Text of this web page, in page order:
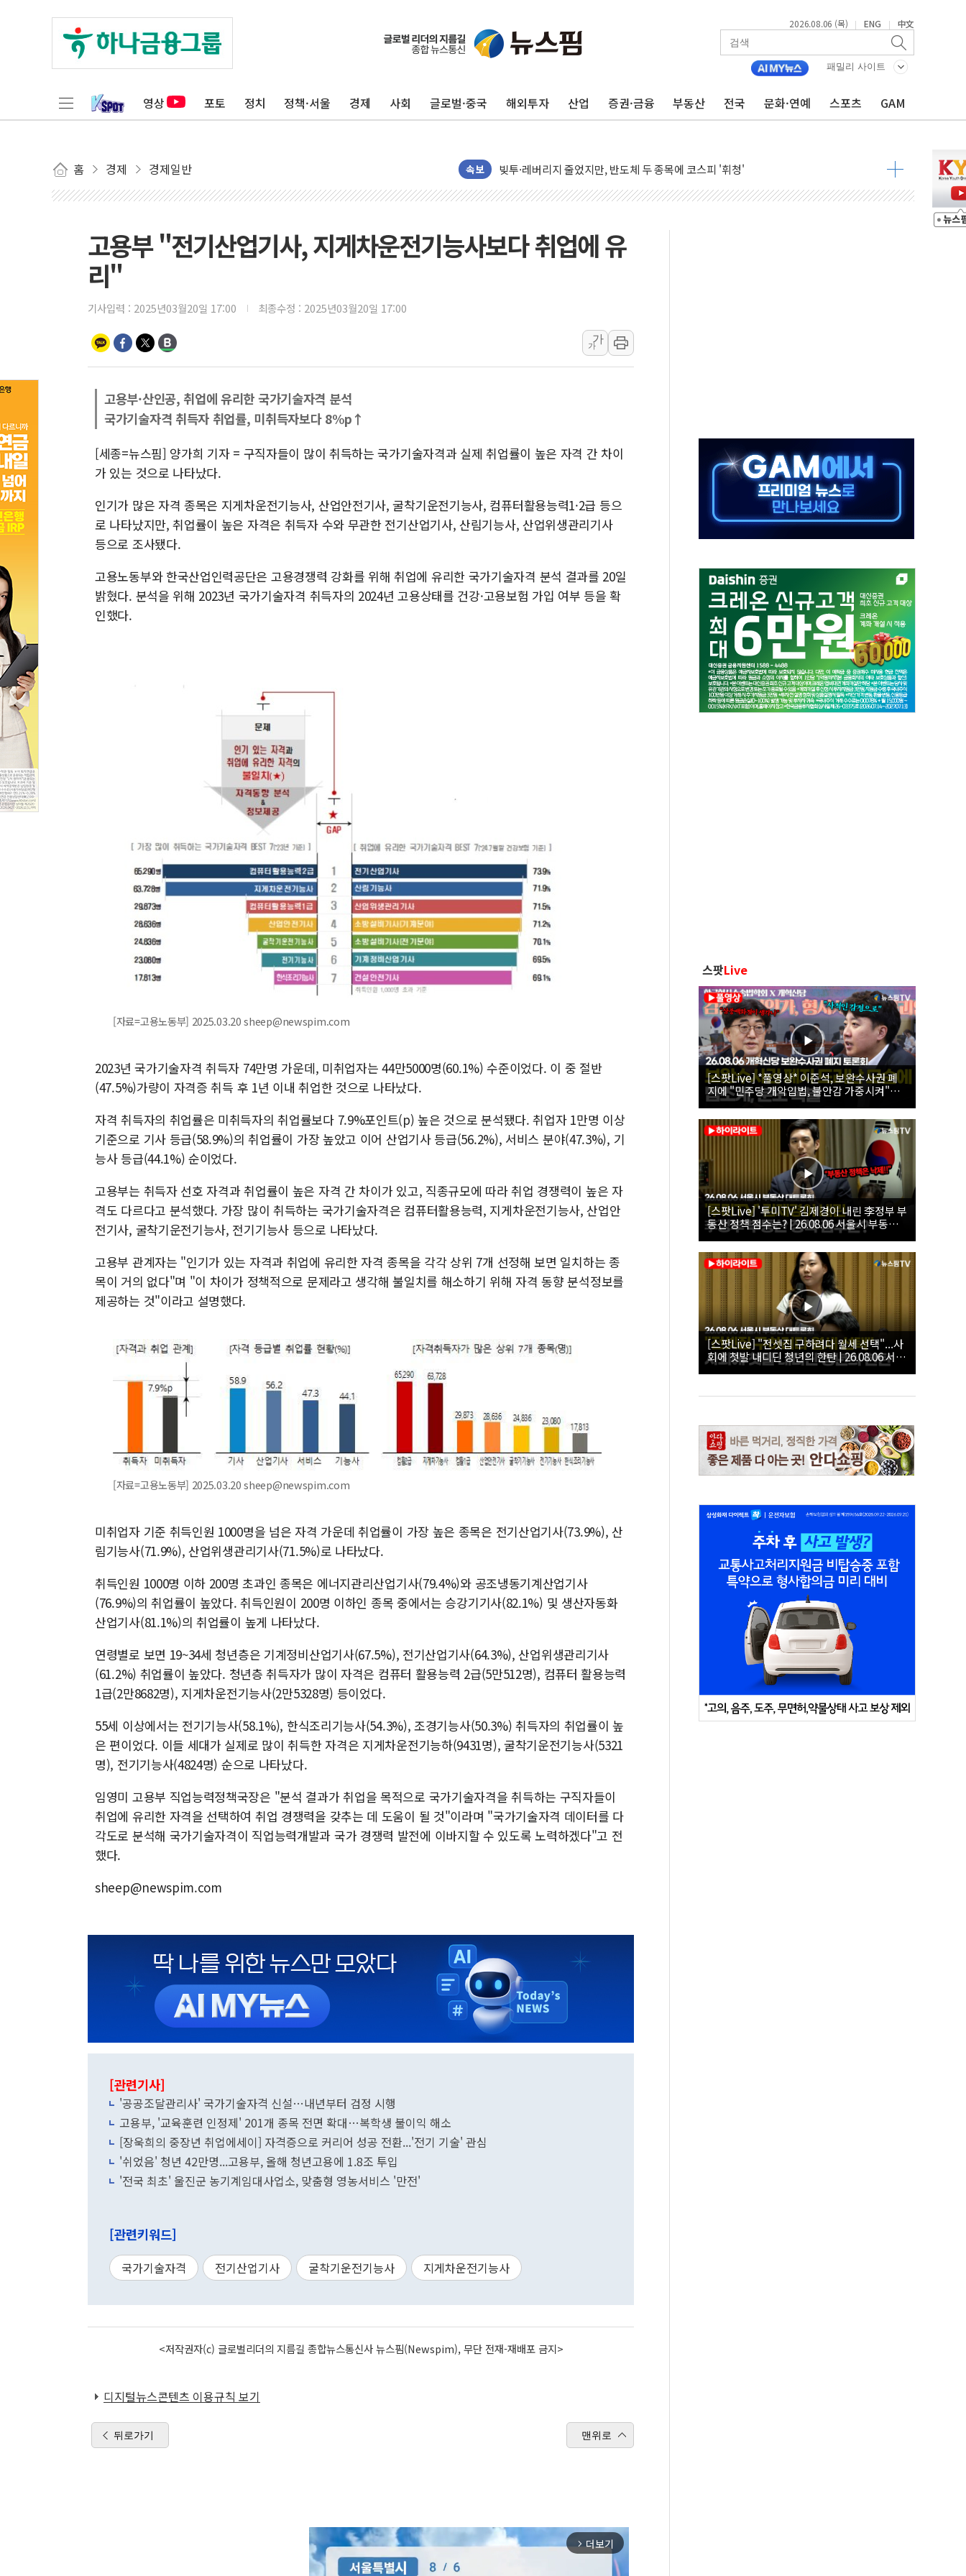
2026.08.06 (목) | ENG | 中文
패밀리 사이트
영상 포토 정치 정책·서울 경제 사회 글로벌·중국 해외투자 산업 증권·금융 부동산 전국 문화·연예 스포츠 GAM
홈 경제 경제일반 속보
해군과 함께하는 '불금전파, 송정' 시즌2
강원도 폭염특보 11일째…온열질환·가축 피해 최소화 '총력 대응'
[르포] 39도 폭염 속 잠실 개표소 시위 '62일째'..."대부분 여기서 상주"
강원·전라권 폭염중대경보 확대…온열질환자 2665명·사망 23명
양주 가전제품 창고서 화재…차량 3대·건물 1동 전소
[2보] 북한, 원산서 동해상 단거리 탄도미사일 발사
법원, '관저 이전 봐주기 감사' 유병호 구속적부심 기각
성폭력 피해자 보호단체, 경찰수사개혁위에 보완수사권 폐지 우려 전달
[내일날씨] 절기상 '입추'에 폭염 절정…서울 한낮 39도
제천 바이오밸리 공장 옥상서 불…30여분 만에 진화
[속보] 북, 동해상으로 미상 발사체 발사
고용부 "전기산업기사, 지게차운전기능사보다 취업에 유
리"
기사입력 : 2025년03월20일 17:00 최종수정 : 2025년03월20일 17:00
가
가
고용부·산인공, 취업에 유리한 국가기술자격 분석
국가기술자격 취득자 취업률, 미취득자보다 8%p↑
[세종=뉴스핌] 양가희 기자 = 구직자들이 많이 취득하는 국가기술자격과 실제 취업률이 높은 자격 간 차이
가 있는 것으로 나타났다.
인기가 많은 자격 종목은 지게차운전기능사, 산업안전기사, 굴착기운전기능사, 컴퓨터활용능력1·2급 등으
로 나타났지만, 취업률이 높은 자격은 취득자 수와 무관한 전기산업기사, 산림기능사, 산업위생관리기사
등으로 조사됐다.
고용노동부와 한국산업인력공단은 고용경쟁력 강화를 위해 취업에 유리한 국가기술자격 분석 결과를 20일
밝혔다. 분석을 위해 2023년 국가기술자격 취득자의 2024년 고용상태를 건강·고용보험 가입 여부 등을 확
인했다.
[자료=고용노동부] 2025.03.20 sheep@newspim.com
2023년 국가기술자격 취득자 74만명 가운데, 미취업자는 44만5000명(60.1%) 수준이었다. 이 중 절반
(47.5%)가량이 자격증 취득 후 1년 이내 취업한 것으로 나타났다.
자격 취득자의 취업률은 미취득자의 취업률보다 7.9%포인트(p) 높은 것으로 분석됐다. 취업자 1만명 이상
기준으로 기사 등급(58.9%)의 취업률이 가장 높았고 이어 산업기사 등급(56.2%), 서비스 분야(47.3%), 기
능사 등급(44.1%) 순이었다.
고용부는 취득자 선호 자격과 취업률이 높은 자격 간 차이가 있고, 직종규모에 따라 취업 경쟁력이 높은 자
격도 다르다고 분석했다. 가장 많이 취득하는 국가기술자격은 컴퓨터활용능력, 지게차운전기능사, 산업안
전기사, 굴착기운전기능사, 전기기능사 등으로 나타났다.
고용부 관계자는 "인기가 있는 자격과 취업에 유리한 자격 종목을 각각 상위 7개 선정해 보면 일치하는 종
목이 거의 없다"며 "이 차이가 정책적으로 문제라고 생각해 불일치를 해소하기 위해 자격 동향 분석정보를
제공하는 것"이라고 설명했다.
[자료=고용노동부] 2025.03.20 sheep@newspim.com
미취업자 기준 취득인원 1000명을 넘은 자격 가운데 취업률이 가장 높은 종목은 전기산업기사(73.9%), 산
림기능사(71.9%), 산업위생관리기사(71.5%)로 나타났다.
취득인원 1000명 이하 200명 초과인 종목은 에너지관리산업기사(79.4%)와 공조냉동기계산업기사
(76.9%)의 취업률이 높았다. 취득인원이 200명 이하인 종목 중에서는 승강기기사(82.1%) 및 생산자동화
산업기사(81.1%)의 취업률이 높게 나타났다.
연령별로 보면 19~34세 청년층은 기계정비산업기사(67.5%), 전기산업기사(64.3%), 산업위생관리기사
(61.2%) 취업률이 높았다. 청년층 취득자가 많이 자격은 컴퓨터 활용능력 2급(5만512명), 컴퓨터 활용능력
1급(2만8682명), 지게차운전기능사(2만5328명) 등이었다.
55세 이상에서는 전기기능사(58.1%), 한식조리기능사(54.3%), 조경기능사(50.3%) 취득자의 취업률이 높
은 편이었다. 이들 세대가 실제로 많이 취득한 자격은 지게차운전기능하(9431명), 굴착기운전기능사(5321
명), 전기기능사(4824명) 순으로 나타났다.
임영미 고용부 직업능력정책국장은 "분석 결과가 취업을 목적으로 국가기술자격을 취득하는 구직자들이
취업에 유리한 자격을 선택하여 취업 경쟁력을 갖추는 데 도움이 될 것"이라며 "국가기술자격 데이터를 다
각도로 분석해 국가기술자격이 직업능력개발과 국가 경쟁력 발전에 이바지할 수 있도록 노력하겠다"고 전
했다.
sheep@newspim.com
[관련기사]
'공공조달관리사' 국가기술자격 신설…내년부터 검정 시행
고용부, '교육훈련 인정제' 201개 종목 전면 확대…복학생 불이익 해소
[장욱희의 중장년 취업에세이] 자격증으로 커리어 성공 전환...'전기 기술' 관심
'쉬었음' 청년 42만명...고용부, 올해 청년고용에 1.8조 투입
'전국 최초' 울진군 농기계임대사업소, 맞춤형 영농서비스 '만전'
[관련키워드]
국가기술자격 전기산업기사 굴착기운전기능사 지게차운전기능사
<저작권자(c) 글로벌리더의 지름길 종합뉴스통신사 뉴스핌(Newspim), 무단 전재-재배포 금지>
디지털뉴스콘텐츠 이용규칙 보기
뒤로가기 맨위로
arrow_forward_ios 더보기
스팟Live
[스팟Live] *풀영상* 이준석, 보완수사권 폐
지에 "민주당 개악입법, 불안감 가중시켜"｜
26.08.06 개혁신당 보완수사권 폐지 토론회
[스팟Live] '투미TV' 김제경이 내린 李정부 부
동산 정책 점수는? | 26.08.06 서울시 부동산
대토론회
[스팟Live] "전셋집 구하려다 월세 선택"...사
회에 첫발 내디딘 청년의 한탄 | 26.08.06 서울
시 부동산 대토론회